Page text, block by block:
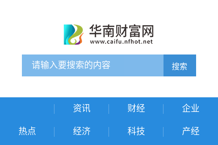
搜索
资讯 财经 企业
热点 经济 科技 产经